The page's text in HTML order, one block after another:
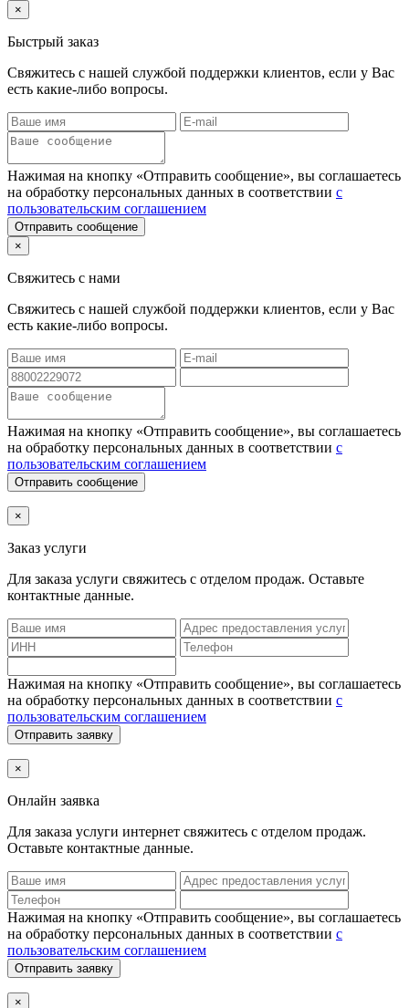
×
Быстрый заказ
Свяжитесь с нашей службой поддержки клиентов, если у Вас
есть какие-либо вопросы.
Нажимая на кнопку «Отправить сообщение», вы соглашаетесь
на обработку персональных данных в соответствии с
пользовательским соглашением
Отправить сообщение
×
Свяжитесь с нами
Свяжитесь с нашей службой поддержки клиентов, если у Вас
есть какие-либо вопросы.
Нажимая на кнопку «Отправить сообщение», вы соглашаетесь
на обработку персональных данных в соответствии с
пользовательским соглашением
Отправить сообщение
×
Заказ услуги
Для заказа услуги свяжитесь с отделом продаж. Оставьте
контактные данные.
Нажимая на кнопку «Отправить сообщение», вы соглашаетесь
на обработку персональных данных в соответствии с
пользовательским соглашением
Отправить заявку
×
Онлайн заявка
Для заказа услуги интернет свяжитесь с отделом продаж.
Оставьте контактные данные.
Нажимая на кнопку «Отправить сообщение», вы соглашаетесь
на обработку персональных данных в соответствии с
пользовательским соглашением
Отправить заявку
×